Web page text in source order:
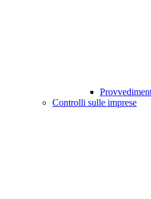
Controlli sulle imprese